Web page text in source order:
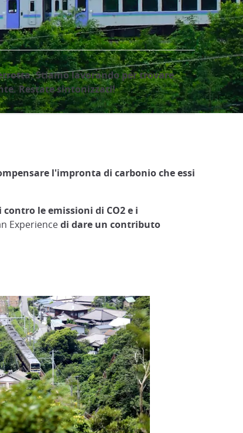
Stiamo lavorando per trovare
Restate sintonizzati!
l'impronta di carbonio che essi
le emissioni di CO2 e i
Experiencedi dare un contributo